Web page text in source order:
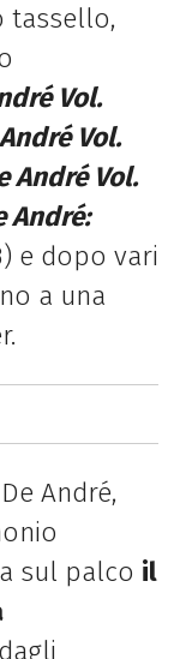
tassello,
Vol.
Vol.
André Vol.
André:
e dopo vari
a una
André,
sul palco il